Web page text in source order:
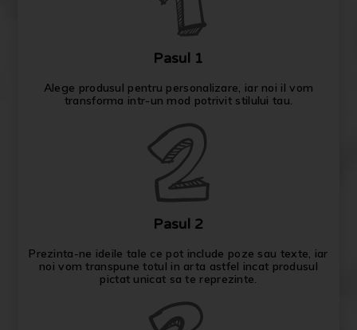
Pasul 1
Alege produsul pentru personalizare, iar noi il vom
transforma intr-un mod potrivit stilului tau.
Pasul 2
Prezinta-ne ideile tale ce pot include poze sau texte, iar
noi vom transpune totul in arta astfel incat produsul
pictat unicat sa te reprezinte.